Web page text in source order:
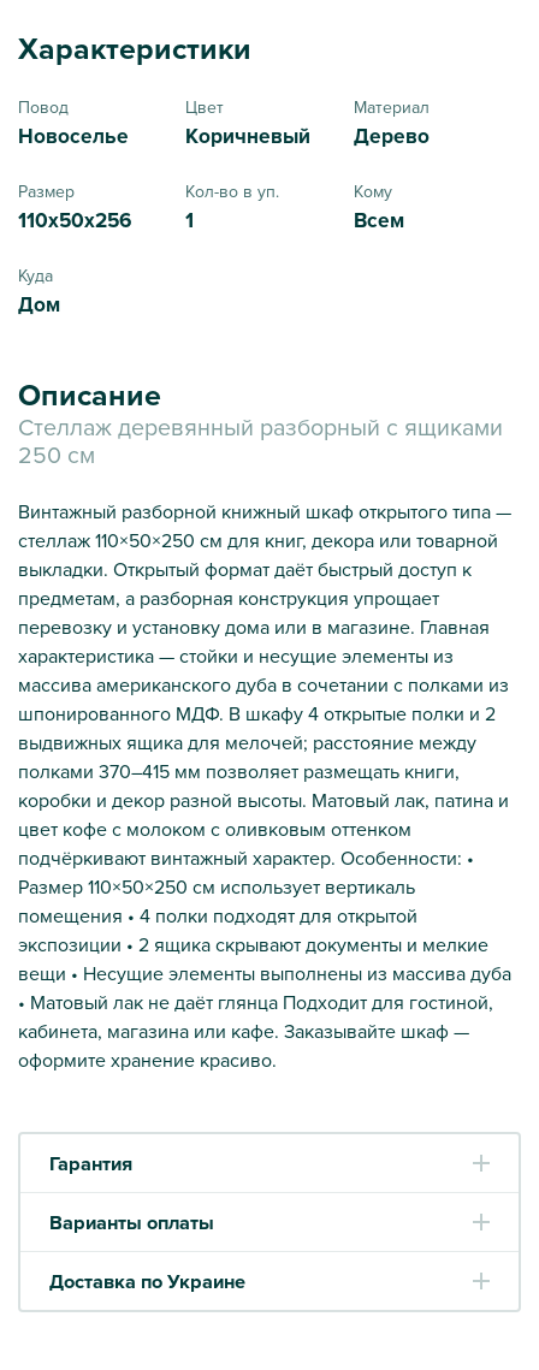
Характеристики
Повод
Новоселье
Цвет
Коричневый
Материал
Дерево
Размер
110x50x256
Кол-во в уп.
1
Кому
Всем
Куда
Дом
Описание
Стеллаж деревянный разборный с ящиками
250 см
Винтажный разборной книжный шкаф открытого типа —
стеллаж 110×50×250 см для книг, декора или товарной
выкладки. Открытый формат даёт быстрый доступ к
предметам, а разборная конструкция упрощает
перевозку и установку дома или в магазине. Главная
характеристика — стойки и несущие элементы из
массива американского дуба в сочетании с полками из
шпонированного МДФ. В шкафу 4 открытые полки и 2
выдвижных ящика для мелочей; расстояние между
полками 370–415 мм позволяет размещать книги,
коробки и декор разной высоты. Матовый лак, патина и
цвет кофе с молоком с оливковым оттенком
подчёркивают винтажный характер. Особенности: •
Размер 110×50×250 см использует вертикаль
помещения • 4 полки подходят для открытой
экспозиции • 2 ящика скрывают документы и мелкие
вещи • Несущие элементы выполнены из массива дуба
• Матовый лак не даёт глянца Подходит для гостиной,
кабинета, магазина или кафе. Заказывайте шкаф —
оформите хранение красиво.
Гарантия
Варианты оплаты
Доставка по Украине